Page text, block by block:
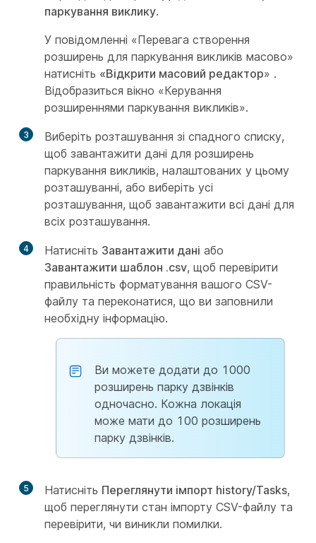
паркування виклику.
У повідомленні «Перевага створення
розширень для паркування викликів масово»
натисніть «Відкрити масовий редактор» .
Відобразиться вікно «Керування
розширеннями паркування викликів».
3
Виберіть розташування зі спадного списку,
щоб завантажити дані для розширень
паркування викликів, налаштованих у цьому
розташуванні, або виберіть усі
розташування, щоб завантажити всі дані для
всіх розташування.
4 Натисніть Завантажити дані або
Завантажити шаблон .csv, щоб перевірити
правильність форматування вашого CSV-
файлу та переконатися, що ви заповнили
необхідну інформацію.
Ви можете додати до 1000
розширень парку дзвінків
одночасно. Кожна локація
може мати до 100 розширень
парку дзвінків.
5 Натисніть Переглянути імпорт history/Tasks,
щоб переглянути стан імпорту CSV-файлу та
перевірити, чи виникли помилки.